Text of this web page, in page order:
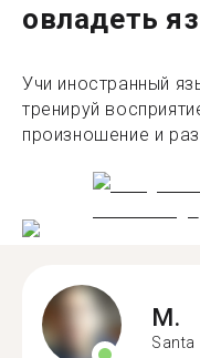
овладеть
Учи иностранный
тренируй
произношение и
M.
Santa